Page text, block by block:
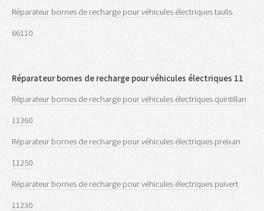
Réparateur bornes de recharge pour véhicules électriques taulis
66110
Réparateur bornes de recharge pour véhicules électriques 11
Réparateur bornes de recharge pour véhicules électriques quintillan
11360
Réparateur bornes de recharge pour véhicules électriques preixan
11250
Réparateur bornes de recharge pour véhicules électriques puivert
11230